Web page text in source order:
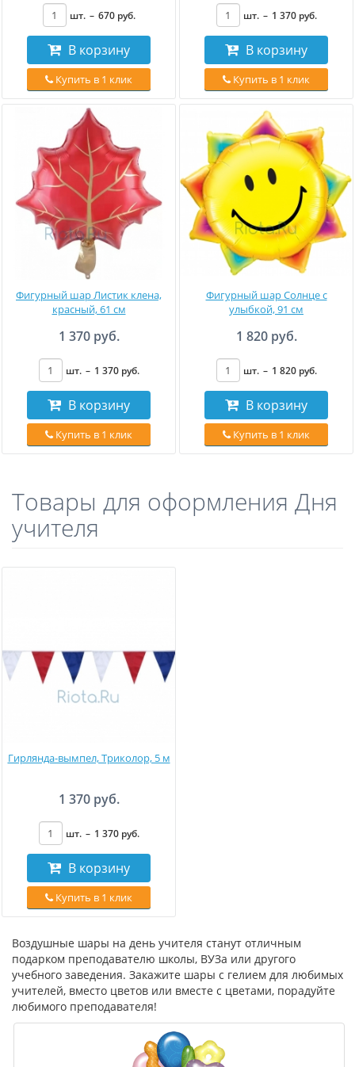
шт. – 670 руб.
В корзину
Купить в 1 клик
шт. – 1 370 руб.
В корзину
Купить в 1 клик
Фигурный шар Листик клена,
красный, 61 см
1 370 руб.
шт. – 1 370 руб.
В корзину
Купить в 1 клик
Фигурный шар Солнце с
улыбкой, 91 см
1 820 руб.
шт. – 1 820 руб.
В корзину
Купить в 1 клик
Товары для оформления Дня
учителя
Гирлянда-вымпел, Триколор, 5 м
1 370 руб.
шт. – 1 370 руб.
В корзину
Купить в 1 клик
Воздушные шары на день учителя станут отличным
подарком преподавателю школы, ВУЗа или другого
учебного заведения. Закажите шары с гелием для любимых
учителей, вместо цветов или вместе с цветами, порадуйте
любимого преподавателя!